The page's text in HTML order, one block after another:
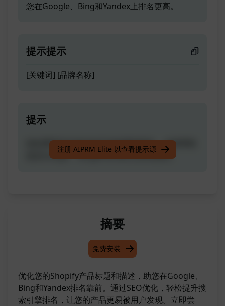
您在Google、Bing和Yandex上排名更高。
提示提示
[关键词] [品牌名称]
提示
轻松撰写SEO优化的产品标题和描述。 这将帮助
您在Google、Bing和Yandex上排名更高。
注册 AIPRM Elite 以查看提示源
摘要
免费安装
优化您的Shopify产品标题和描述，助您在Google、
Bing和Yandex排名靠前。通过SEO优化，轻松提升搜
索引擎排名，让您的产品更易被用户发现。立即尝